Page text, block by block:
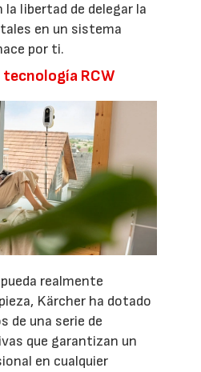
la libertad de delegar la
en un sistema
por ti.
RCW
realmente
Kärcher ha dotado
de una serie de
que garantizan un
en cualquier